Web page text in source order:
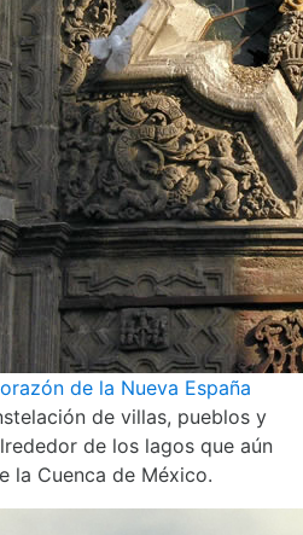
de la Nueva España
de villas, pueblos y
de los lagos que aún
la Cuenca de México.